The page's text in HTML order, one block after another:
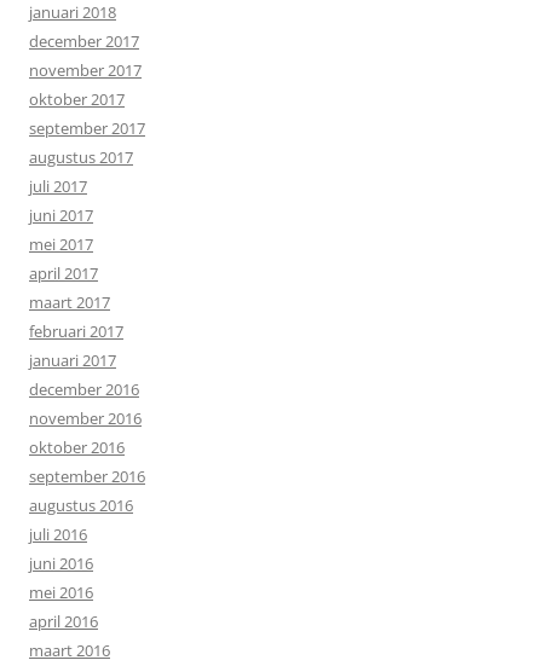
januari 2018
december 2017
november 2017
oktober 2017
september 2017
augustus 2017
juli 2017
juni 2017
mei 2017
april 2017
maart 2017
februari 2017
januari 2017
december 2016
november 2016
oktober 2016
september 2016
augustus 2016
juli 2016
juni 2016
mei 2016
april 2016
maart 2016